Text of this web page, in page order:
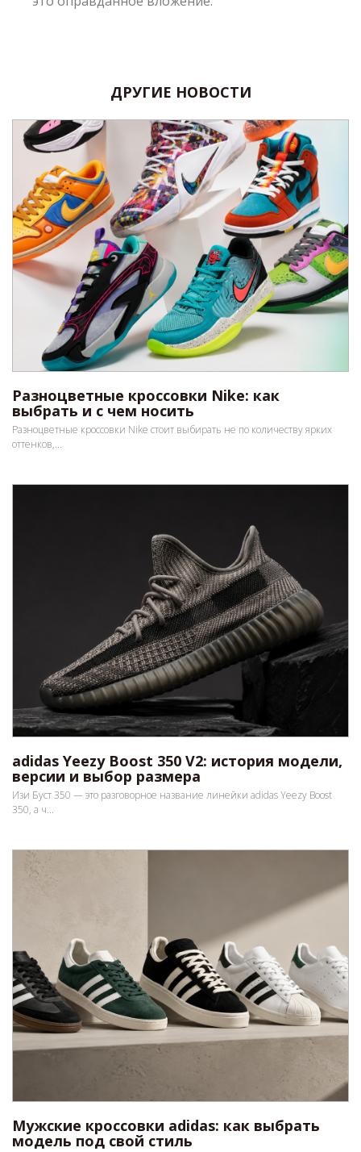
ДРУГИЕ НОВОСТИ
Разноцветные кроссовки Nike: как
выбрать и с чем носить
Разноцветные кроссовки Nike стоит выбирать не по количеству ярких
оттенков,...
adidas Yeezy Boost 350 V2: история модели,
версии и выбор размера
Изи Буст 350 — это разговорное название линейки adidas Yeezy Boost
350, а ч...
Мужские кроссовки adidas: как выбрать
модель под свой стиль